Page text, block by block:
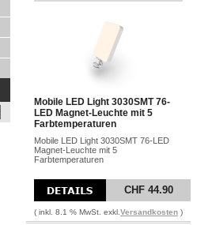
Mobile LED Light 3030SMT 76-
LED Magnet-Leuchte mit 5
Farbtemperaturen
Mobile LED Light 3030SMT 76-LED
Magnet-Leuchte mit 5
Farbtemperaturen
CHF 44.90
( inkl. 8.1 % MwSt. exkl. Versandkosten )